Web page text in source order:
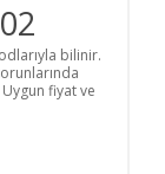
bilinir.
fiyat ve